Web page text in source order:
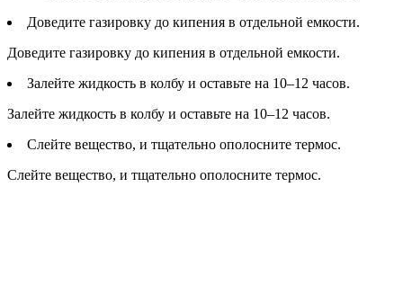
Доведите газировку до кипения в отдельной емкости.
Доведите газировку до кипения в отдельной емкости.
Залейте жидкость в колбу и оставьте на 10–12 часов.
Залейте жидкость в колбу и оставьте на 10–12 часов.
Слейте вещество, и тщательно ополосните термос.
Слейте вещество, и тщательно ополосните термос.